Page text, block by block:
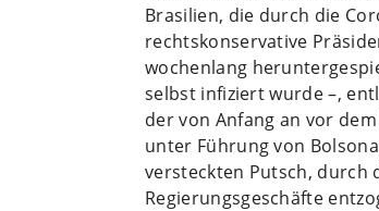
Brasilien, die durch die
rechtskonservative
wochenlang
selbst infiziert wurde –,
der von Anfang an vor
unter Führung von
versteckten Putsch, durch
Regierungsgeschäfte